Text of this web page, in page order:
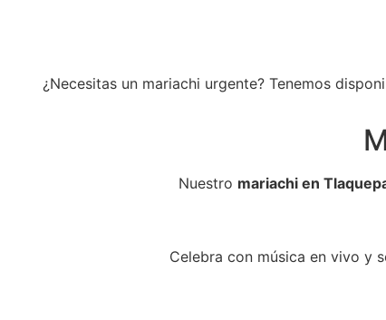
¿Necesitas un mariachi urgente? Tenemos
Nuestro mariachi en
Celebra con música en vivo y